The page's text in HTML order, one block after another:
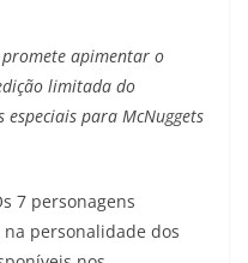
apimentar o
limitada do
especiais para McNuggets
7 personagens
personalidade dos